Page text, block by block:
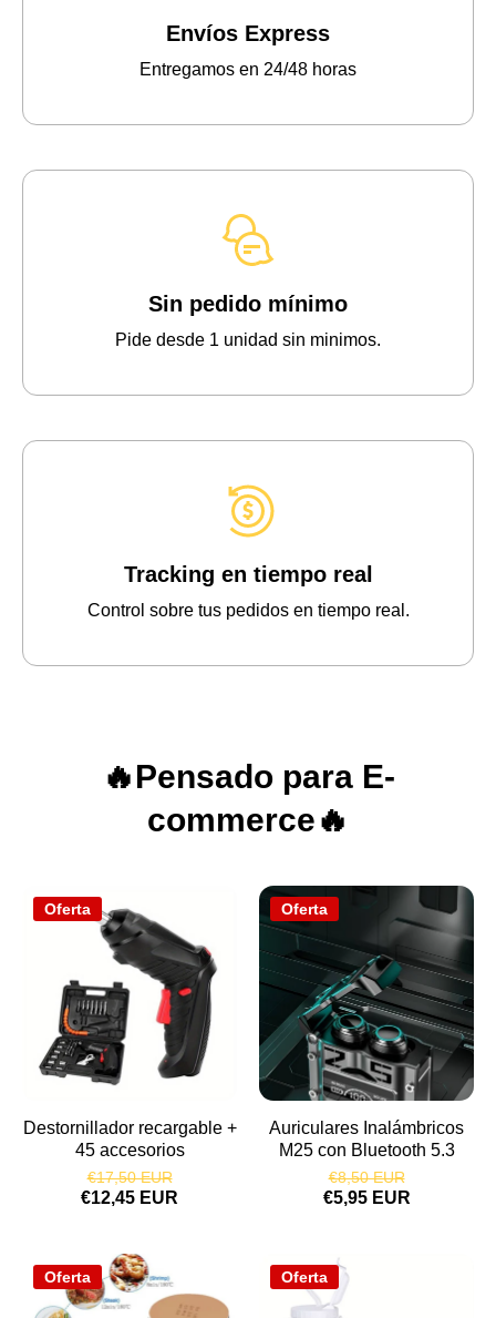
Envíos Express
Entregamos en 24/48 horas
Sin pedido mínimo
Pide desde 1 unidad sin minimos.
Tracking en tiempo real
Control sobre tus pedidos en tiempo real.
🔥Pensado para E-
commerce🔥
Oferta
Destornillador recargable +
45 accesorios
€17,50 EUR
€12,45 EUR
Oferta
Auriculares Inalámbricos
M25 con Bluetooth 5.3
€8,50 EUR
€5,95 EUR
Oferta Oferta